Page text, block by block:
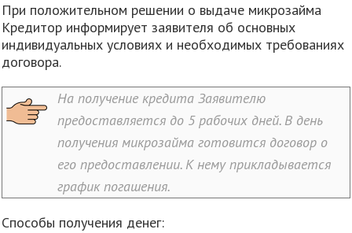
При положительном решении о выдаче микрозайма
Кредитор информирует заявителя об основных
индивидуальных условиях и необходимых требованиях
договора.
На получение кредита Заявителю
предоставляется до 5 рабочих дней. В день
получения микрозайма готовится договор о
его предоставлении. К нему прикладывается
график погашения.
Способы получения денег: